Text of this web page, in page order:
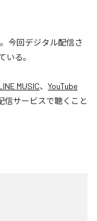
。今回デジタル配信さ
いる。
MUSIC、 YouTube
信サービスで聴くこと